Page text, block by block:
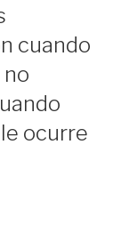
cuando
ocurre